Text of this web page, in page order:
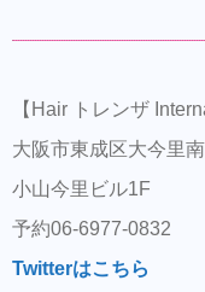
【Hair トレンザ
大阪市東成区大今里
小山今里ビル1F
予約06-6977-0832
Twitterはこちら